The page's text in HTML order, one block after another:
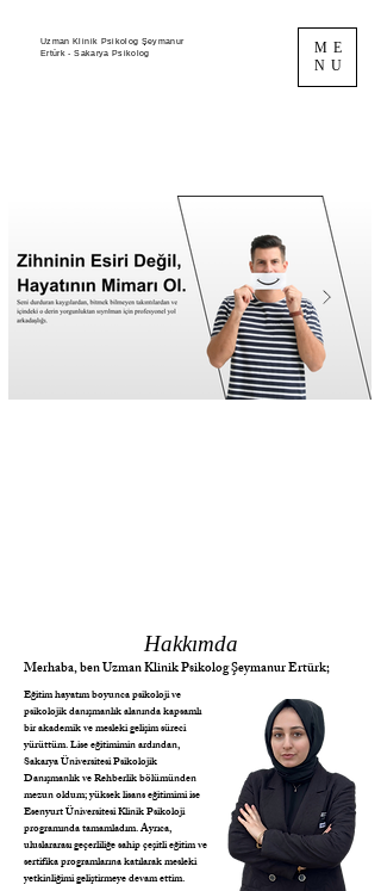
Uzman Klinik Psikolog Şeymanur
Ertürk - Sakarya Psikolog
ME
NU
Hakkımda
Merhaba, ben Uzman Klinik Psikolog Şeymanur Ertürk;
Eğitim hayatım boyunca psikoloji ve
psikolojik danışmanlık alanında kapsamlı
bir akademik ve mesleki gelişim süreci
yürüttüm. Lise eğitimimin ardından,
Sakarya Üniversitesi Psikolojik
Danışmanlık ve Rehberlik bölümünden
mezun oldum; yüksek lisans eğitimimi ise
Esenyurt Üniversitesi Klinik Psikoloji
programında tamamladım. Ayrıca,
uluslararası geçerliliğe sahip çeşitli eğitim ve
sertifika programlarına katılarak mesleki
yetkinliğimi geliştirmeye devam ettim.